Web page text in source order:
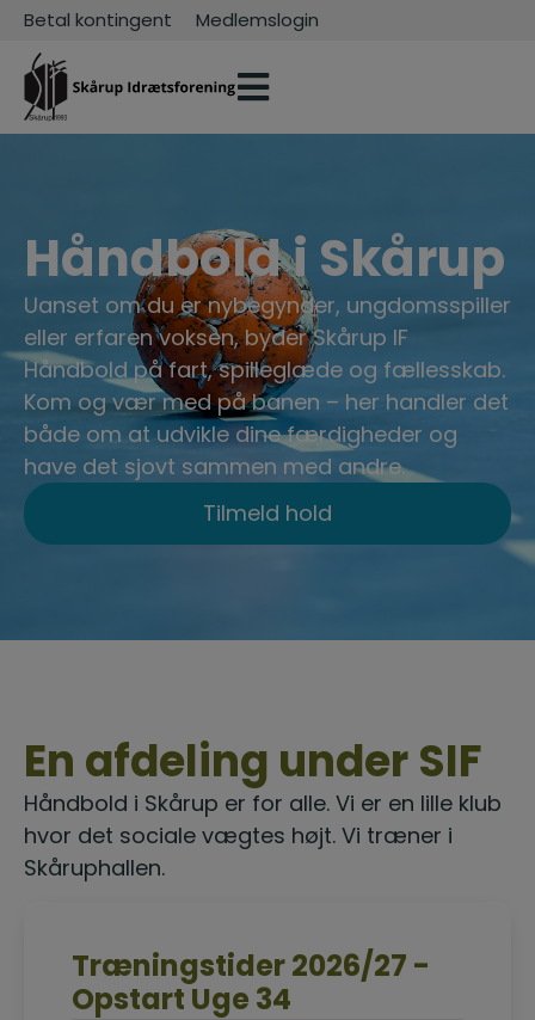
Betal kontingent Medlemslogin
Håndbold i Skårup
Uanset om du er nybegynder, ungdomsspiller
eller erfaren voksen, byder Skårup IF
Håndbold på fart, spilleglæde og fællesskab.
Kom og vær med på banen – her handler det
både om at udvikle dine færdigheder og
have det sjovt sammen med andre.
Tilmeld hold
En afdeling under SIF
Håndbold i Skårup er for alle. Vi er en lille klub
hvor det sociale vægtes højt. Vi træner i
Skåruphallen.
Træningstider 2026/27 -
Opstart Uge 34